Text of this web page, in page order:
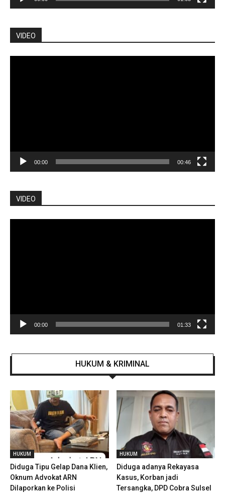
VIDEO
00:00 00:46
VIDEO
00:00 01:33
HUKUM & KRIMINAL
HUKUM
Diduga Tipu Gelap Dana Klien,
Oknum Advokat ARN
Dilaporkan ke Polisi
HUKUM
Diduga adanya Rekayasa
Kasus, Korban jadi
Tersangka, DPD Cobra Sulsel